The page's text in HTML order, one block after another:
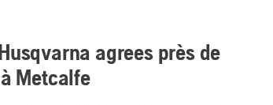
agrees près de
Metcalfe